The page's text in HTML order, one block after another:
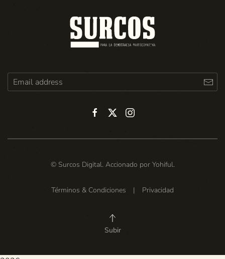
© Surcos Digital. Accionado por Yohiful.
Términos & Condiciones | Privacidad
Subir